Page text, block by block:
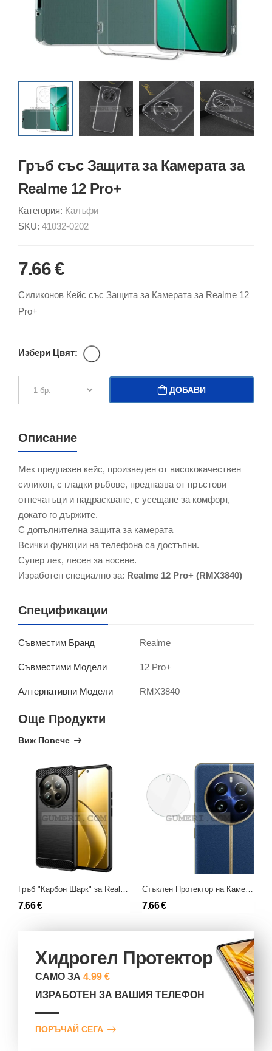
Гръб със Защита за Камерата за
Realme 12 Pro+
Категория: Калъфи
SKU: 41032-0202
7.66 €
Силиконов Кейс със Защита за Камерата за Realme 12
Pro+
Избери Цвят:
ДОБАВИ
Описание
Мек предпазен кейс, произведен от висококачествен
силикон, с гладки ръбове, предпазва от пръстови
отпечатъци и надраскване, с усещане за комфорт,
докато го държите.
С допълнителна защита за камерата
Всички функции на телефона са достъпни.
Супер лек, лесен за носене.
Изработен специално за: Realme 12 Pro+ (RMX3840)
Спецификации
Съвместим Бранд Realme
Съвместими Модели 12 Pro+
Алтернативни Модели RMX3840
Още Продукти
Виж Повече
7.66 € 7.66 €
Хидрогел Протектор
САМО ЗА4.99 €
ИЗРАБОТЕН ЗА ВАШИЯ ТЕЛЕФОН
ПОРЪЧАЙ СЕГА